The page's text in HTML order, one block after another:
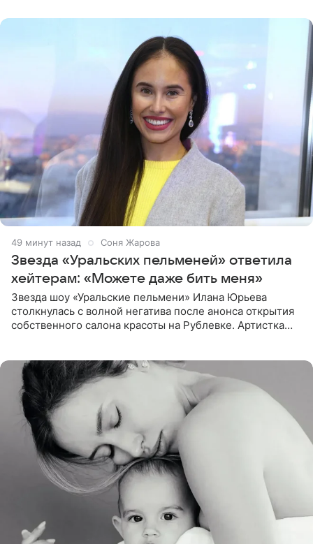
49 минут назад Соня Жарова
Звезда «Уральских пельменей» ответила
хейтерам: «Можете даже бить меня»
Звезда шоу «Уральские пельмени» Илана Юрьева
столкнулась с волной негатива после анонса открытия
собственного салона красоты на Рублевке. Артистка